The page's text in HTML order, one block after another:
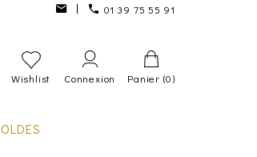
01 39 75 55 91
Wishlist Connexion Panier (0)